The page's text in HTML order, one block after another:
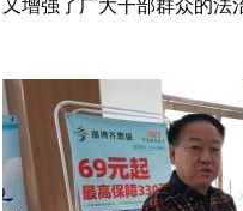
增强了广大干部群众的法